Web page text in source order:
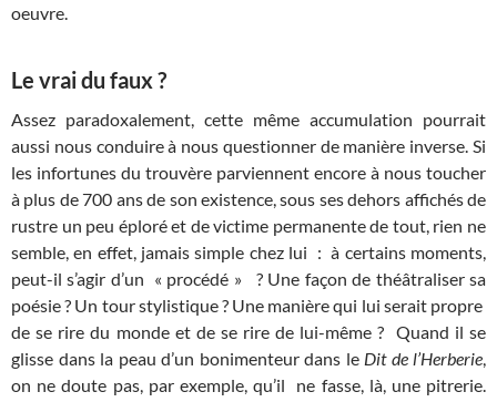
oeuvre.
Le vrai du faux ?
Assez paradoxalement, cette même accumulation pourrait
aussi nous conduire à nous questionner de manière inverse. Si
les infortunes du trouvère parviennent encore à nous toucher
à plus de 700 ans de son existence, sous ses dehors affichés de
rustre un peu éploré et de victime permanente de tout, rien ne
semble, en effet, jamais simple chez lui : à certains moments,
peut-il s’agir d’un « procédé » ? Une façon de théâtraliser sa
poésie ? Un tour stylistique ? Une manière qui lui serait propre
de se rire du monde et de se rire de lui-même ? Quand il se
glisse dans la peau d’un bonimenteur dans le Dit de l’Herberie,
on ne doute pas, par exemple, qu’il ne fasse, là, une pitrerie.